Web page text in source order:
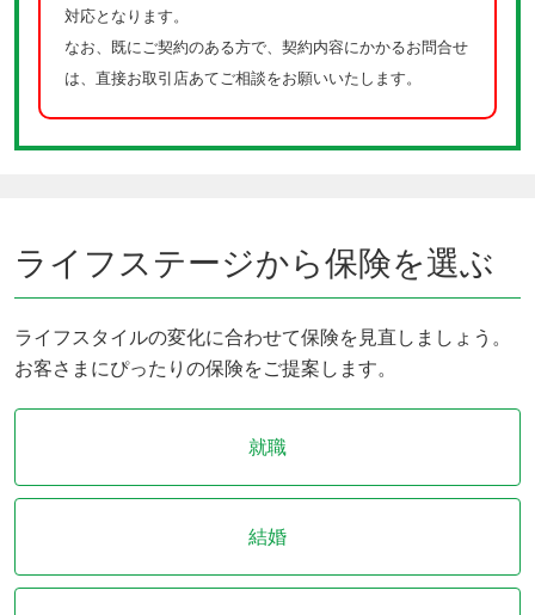
対応となります。
なお、既にご契約のある方で、契約内容にかかるお問合せ
は、直接お取引店あてご相談をお願いいたします。
ライフステージから保険を選ぶ
ライフスタイルの変化に合わせて保険を見直しましょう。
お客さまにぴったりの保険をご提案します。
就職
結婚